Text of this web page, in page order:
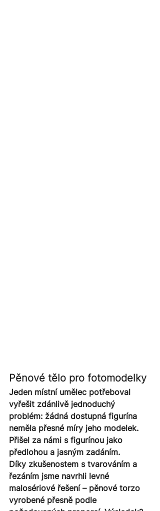
Pěnové tělo pro fotomodelky
Jeden místní umělec potřeboval
vyřešit zdánlivě jednoduchý
problém: žádná dostupná figurína
neměla přesné míry jeho modelek.
Přišel za námi s figurínou jako
předlohou a jasným zadáním.
Díky zkušenostem s tvarováním a
řezáním jsme navrhli levné
malosériové řešení – pěnové torzo
vyrobené přesně podle